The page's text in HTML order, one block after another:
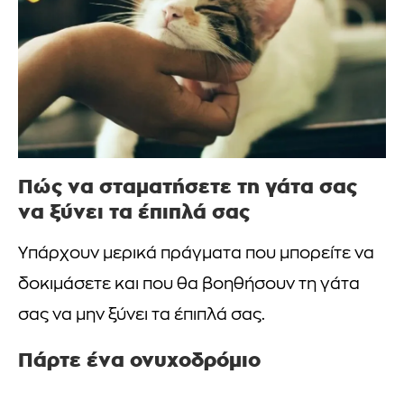
Πώς να σταματήσετε τη γάτα σας
να ξύνει τα έπιπλά σας
Υπάρχουν μερικά πράγματα που μπορείτε να
δοκιμάσετε και που θα βοηθήσουν τη γάτα
σας να μην ξύνει τα έπιπλά σας.
Πάρτε ένα ονυχοδρόμιο